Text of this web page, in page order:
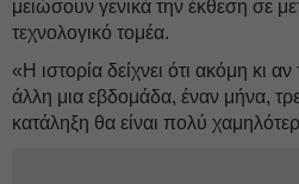
μειώσουν γενικά την έκθεση σε
τεχνολογικό τομέα.
«Η ιστορία δείχνει ότι ακόμη κι αν
άλλη μια εβδομάδα, έναν μήνα,
κατάληξη θα είναι πολύ